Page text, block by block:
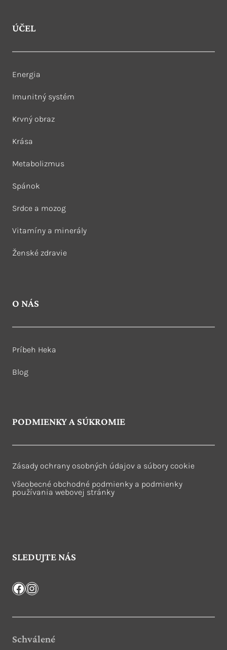
ÚČEL
Energia
Imunitný systém
Krvný obraz
Krása
Metabolizmus
Spánok
Srdce a mozog
Vitamíny a minerály
Ženské zdravie
O NÁS
Príbeh Heka
Blog
PODMIENKY A SÚKROMIE
Zásady ochrany osobných údajov a súbory cookie
Všeobecné obchodné podmienky a podmienky
používania webovej stránky
SLEDUJTE NÁS
Facebook
Instagram
Schválené